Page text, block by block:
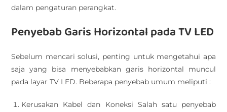
dalam pengaturan perangkat.
Penyebab Garis Horizontal pada TV LED
Sebelum mencari solusi, penting untuk mengetahui apa
saja yang bisa menyebabkan garis horizontal muncul
pada layar TV LED. Beberapa penyebab umum meliputi :
Kerusakan Kabel dan Koneksi Salah satu penyebab